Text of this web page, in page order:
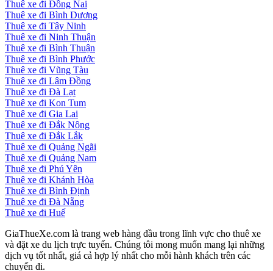
Thuê xe đi Đồng Nai
Thuê xe đi Bình Dương
Thuê xe đi Tây Ninh
Thuê xe đi Ninh Thuận
Thuê xe đi Bình Thuận
Thuê xe đi Bình Phước
Thuê xe đi Vũng Tàu
Thuê xe đi Lâm Đồng
Thuê xe đi Đà Lạt
Thuê xe đi Kon Tum
Thuê xe đi Gia Lai
Thuê xe đi Đắk Nông
Thuê xe đi Đắk Lắk
Thuê xe đi Quảng Ngãi
Thuê xe đi Quảng Nam
Thuê xe đi Phú Yên
Thuê xe đi Khánh Hòa
Thuê xe đi Bình Định
Thuê xe đi Đà Nẵng
Thuê xe đi Huế
GiaThueXe.com là trang web hàng đầu trong lĩnh vực cho thuê xe
và đặt xe du lịch trực tuyến. Chúng tôi mong muốn mang lại những
dịch vụ tốt nhất, giá cả hợp lý nhất cho mỗi hành khách trên các
chuyến đi.